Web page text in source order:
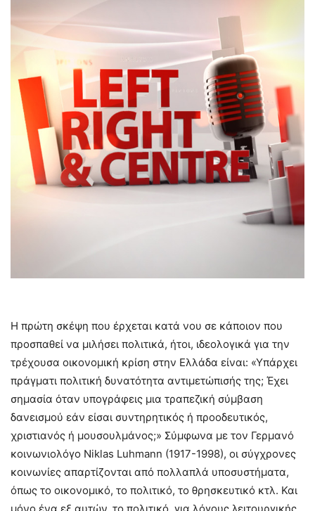
Η πρώτη σκέψη που έρχεται κατά νου σε κάποιον που
προσπαθεί να μιλήσει πολιτικά, ήτοι, ιδεολογικά για την
τρέχουσα οικονομική κρίση στην Ελλάδα είναι: «Υπάρχει
πράγματι πολιτική δυνατότητα αντιμετώπισής της; Έχει
σημασία όταν υπογράφεις μια τραπεζική σύμβαση
δανεισμού εάν είσαι συντηρητικός ή προοδευτικός,
χριστιανός ή μουσουλμάνος;» Σύμφωνα με τον Γερμανό
κοινωνιολόγο Niklas Luhmann (1917-1998), οι σύγχρονες
κοινωνίες απαρτίζονται από πολλαπλά υποσυστήματα,
όπως το οικονομικό, το πολιτικό, το θρησκευτικό κτλ. Και